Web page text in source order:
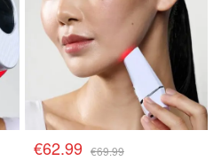
€62.99 €69.99